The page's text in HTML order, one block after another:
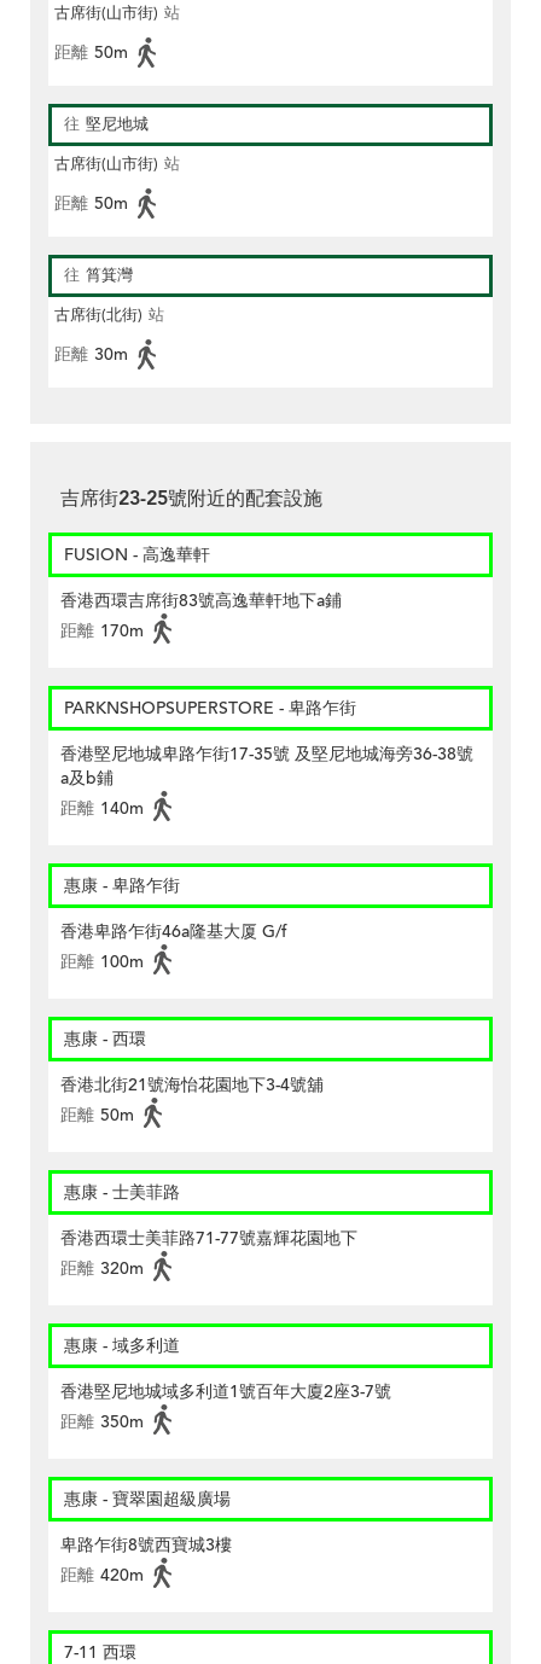
古席街(山市街) 站
距離 50m
往 堅尼地城
古席街(山市街) 站
距離 50m
往 筲箕灣
古席街(北街) 站
距離 30m
吉席街23-25號附近的配套設施
FUSION - 高逸華軒
香港西環吉席街83號高逸華軒地下a鋪
距離 170m
PARKNSHOPSUPERSTORE - 卑路乍街
香港堅尼地城卑路乍街17-35號 及堅尼地城海旁36-38號
a及b鋪
距離 140m
惠康 - 卑路乍街
香港卑路乍街46a隆基大厦 G/f
距離 100m
惠康 - 西環
香港北街21號海怡花園地下3-4號舖
距離 50m
惠康 - 士美菲路
香港西環士美菲路71-77號嘉輝花園地下
距離 320m
惠康 - 域多利道
香港堅尼地城域多利道1號百年大廈2座3-7號
距離 350m
惠康 - 寶翠園超級廣場
卑路乍街8號西寶城3樓
距離 420m
7-11 西環